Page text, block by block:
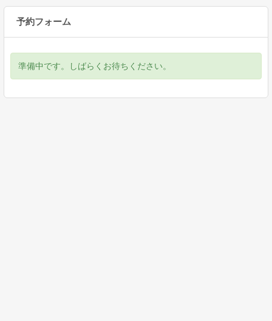
予約フォーム
準備中です。しばらくお待ちください。